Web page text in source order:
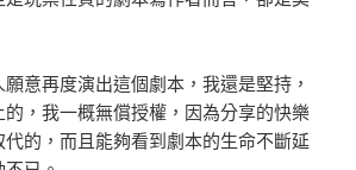
意再度演出這個劇本，我還是堅持，
的，我一概無償授權，因為分享的快樂
的，而且能夠看到劇本的生命不斷延